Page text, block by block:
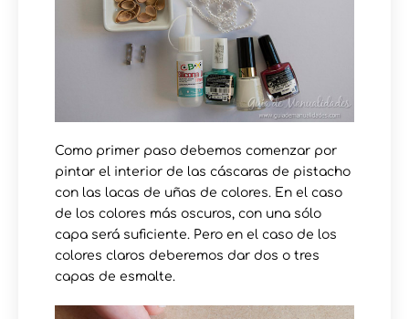
Como primer paso debemos comenzar por
pintar el interior de las cáscaras de pistacho
con las lacas de uñas de colores. En el caso
de los colores más oscuros, con una sólo
capa será suficiente. Pero en el caso de los
colores claros deberemos dar dos o tres
capas de esmalte.